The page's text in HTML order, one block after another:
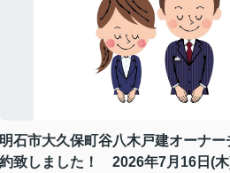
明石市大久保町谷八木戸建オーナ
約致しました！ 2026年7月16日(